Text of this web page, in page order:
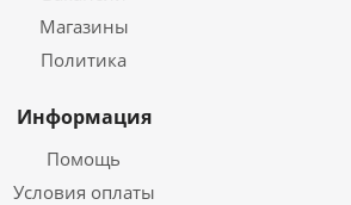
Магазины
Политика
Информация
Помощь
Условия оплаты